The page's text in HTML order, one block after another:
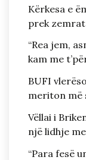
Kërkesa e
prek
“Rea jem,
kam me
BUFI
meriton më
Vëllai i
një lidhje
“Para fesë